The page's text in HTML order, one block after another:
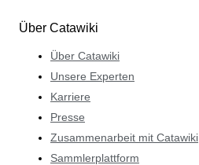
Über Catawiki
Über Catawiki
Unsere Experten
Karriere
Presse
Zusammenarbeit mit Catawiki
Sammlerplattform